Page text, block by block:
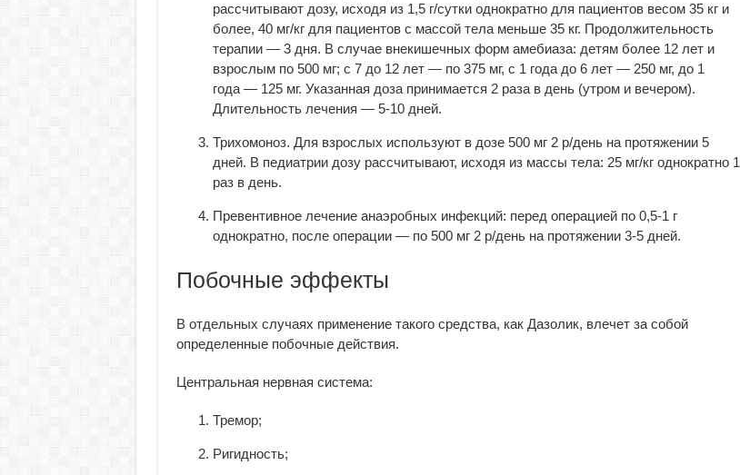
рассчитывают дозу, исходя из 1,5 г/сутки однократно для пациентов весом 35 кг и
более, 40 мг/кг для пациентов с массой тела меньше 35 кг. Продолжительность
терапии — 3 дня. В случае внекишечных форм амебиаза: детям более 12 лет и
взрослым по 500 мг; с 7 до 12 лет — по 375 мг, с 1 года до 6 лет — 250 мг, до 1
года — 125 мг. Указанная доза принимается 2 раза в день (утром и вечером).
Длительность лечения — 5-10 дней.
Трихомоноз. Для взрослых используют в дозе 500 мг 2 р/день на протяжении 5
дней. В педиатрии дозу рассчитывают, исходя из массы тела: 25 мг/кг однократно 1
раз в день.
Превентивное лечение анаэробных инфекций: перед операцией по 0,5-1 г
однократно, после операции — по 500 мг 2 р/день на протяжении 3-5 дней.
Побочные эффекты
В отдельных случаях применение такого средства, как Дазолик, влечет за собой
определенные побочные действия.
Центральная нервная система:
Тремор;
Ригидность;